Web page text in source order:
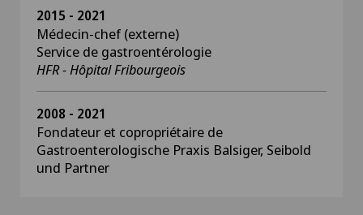
2015 - 2021
Médecin-chef (externe)
Service de gastroentérologie
HFR - Hôpital Fribourgeois
2008 - 2021
Fondateur et copropriétaire de
Gastroenterologische Praxis Balsiger, Seibold
und Partner